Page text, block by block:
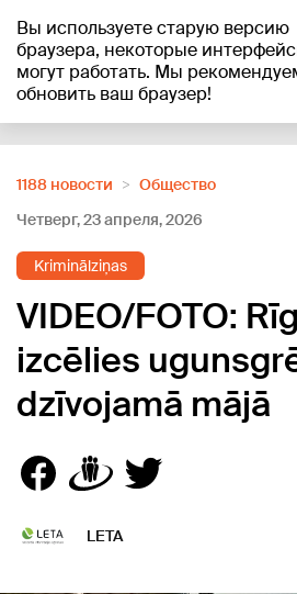
Вы используете старую версию
браузера, некоторые
могут работать. Мы
обновить ваш браузер!
+25°C
1188 новости
Oбщество
Четверг, 23 апреля, 2026
Kriminālziņas
VIDEO/FOTO:
izcēlies
dzīvojamā mājā
LETA